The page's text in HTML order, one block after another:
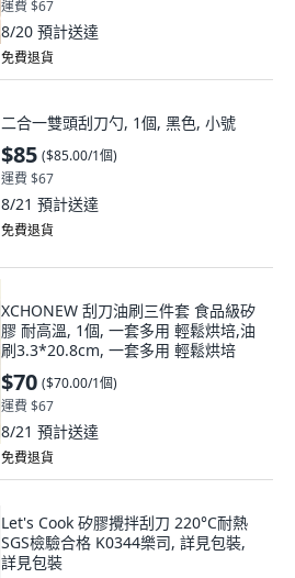
運費 $67
8/20 預計送達
免費退貨
二合一雙頭刮刀勺, 1個, 黑色, 小號
$85 ($85.00/1個)
運費 $67
8/21 預計送達
免費退貨
XCHONEW 刮刀油刷三件套 食品級矽
膠 耐高溫, 1個, 一套多用 輕鬆烘培,油
刷3.3*20.8cm, 一套多用 輕鬆烘培
$70 ($70.00/1個)
運費 $67
8/21 預計送達
免費退貨
Let's Cook 矽膠攪拌刮刀 220°C耐熱
SGS檢驗合格 K0344樂司, 詳見包裝,
詳見包裝